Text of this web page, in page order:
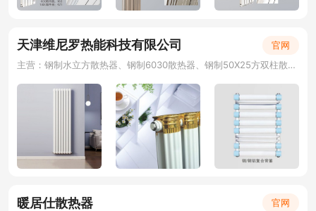
天津维尼罗热能科技有限公司
官网
主营：钢制水立方散热器、钢制6030散热器、钢制50X25方双柱散热器 、钢三柱散热器
暖居仕散热器
官网